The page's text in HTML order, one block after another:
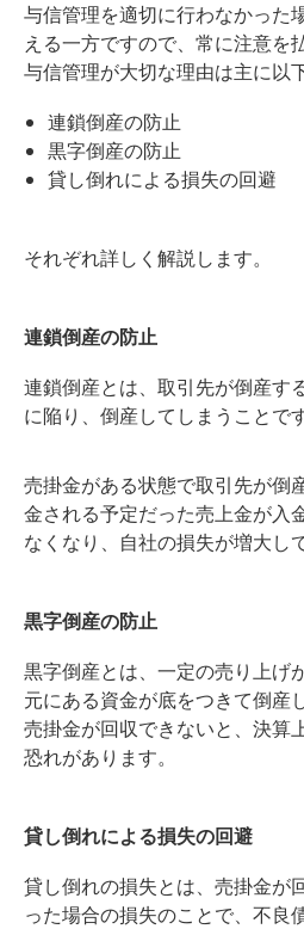
与信管理を適切に行わなかった
える一方ですので、常に注意を
与信管理が大切な理由は主に以
連鎖倒産の防止
黒字倒産の防止
貸し倒れによる損失の回避
それぞれ詳しく解説します。
連鎖倒産の防止
連鎖倒産とは、取引先が倒産す
に陥り、倒産してしまうことです
売掛金がある状態で取引先が倒
金される予定だった売上金が入
なくなり、自社の損失が増大し
黒字倒産の防止
黒字倒産とは、一定の売り上げ
元にある資金が底をつきて倒産
売掛金が回収できないと、決算
恐れがあります。
貸し倒れによる損失の回避
貸し倒れの損失とは、売掛金が
った場合の損失のことで、不良